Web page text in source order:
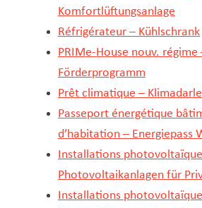
Komfortlüftungsanlage
Réfrigérateur – Kühlschrank
PRIMe-House nouv. régime
Förderprogramm
Prêt climatique –
Passeport énergétique
d’habitation – Energiepass
Installations
Photovoltaikanlagen für
Installations